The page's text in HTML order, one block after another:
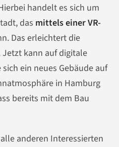
handelt es sich um
das mittels einer VR-
Das erleichtert die
kann auf digitale
ein neues Gebäude auf
in Hamburg
bereits mit dem Bau
anderen Interessierten